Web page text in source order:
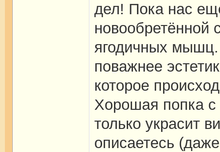
дел! Пока нас
новообретённой
ягодичных мышц.
поважнее
которое
Хорошая попка
только украсит
описаетесь